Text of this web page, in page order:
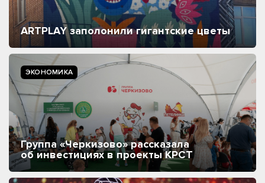
ARTPLAY заполонили гигантские цветы
ЭКОНОМИКА
Группа «Черкизово» рассказала
об инвестициях в проекты КРСТ